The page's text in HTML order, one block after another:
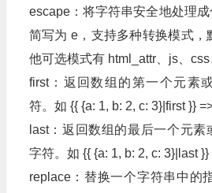
escape：将字符串安全地处理
简写为 e，支持多种转换模式，
他可选模式有 html_attr、js、css
first：返回数组的第一个元素
符。如 {{ {a: 1, b: 2, c: 3}|first }}
last：返回数组的最后一个元素
字符。如 {{ {a: 1, b: 2, c: 3}|last }}
replace：替换一个字符串中的